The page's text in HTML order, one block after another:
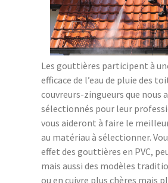
Les gouttières participent à
efficace de l’eau de pluie des
couvreurs-zingueurs que nous
sélectionnés pour leur
vous aideront à faire le
au matériau à sélectionner.
effet des gouttières en PVC,
mais aussi des modèles
ou en cuivre plus chères mais